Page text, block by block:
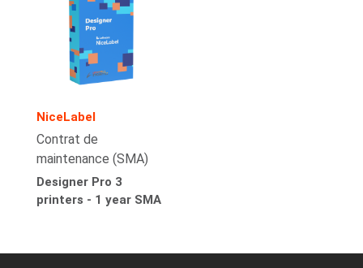
NiceLabel
Contrat de
maintenance (SMA)
Designer Pro 3
printers - 1 year SMA